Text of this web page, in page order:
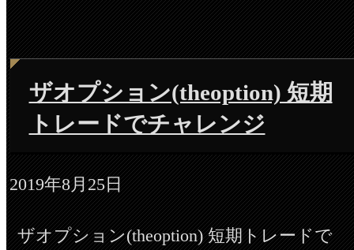
ザオプション(theoption) 短期
トレードでチャレンジ
2019年8月25日
ザオプション(theoption) 短期トレードで